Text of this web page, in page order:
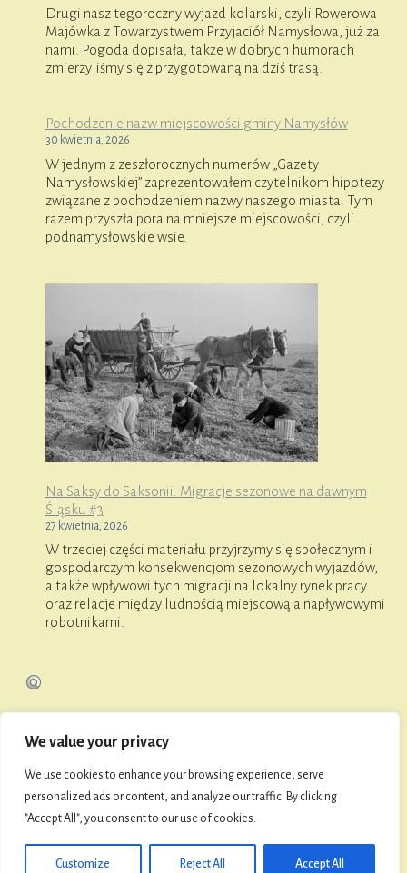
We value your privacy
We use cookies to enhance your browsing experience, serve
personalized ads or content, and analyze our traffic. By clicking
"Accept All", you consent to our use of cookies.
Customize Reject All Accept All
Drugi nasz tegoroczny wyjazd kolarski, czyli Rowerowa
Majówka z Towarzystwem Przyjaciół Namysłowa, już za
nami. Pogoda dopisała, także w dobrych humorach
zmierzyliśmy się z przygotowaną na dziś trasą.
Pochodzenie nazw miejscowości gminy Namysłów
30 kwietnia, 2026
W jednym z zeszłorocznych numerów „Gazety
Namysłowskiej” zaprezentowałem czytelnikom hipotezy
związane z pochodzeniem nazwy naszego miasta. Tym
razem przyszła pora na mniejsze miejscowości, czyli
podnamysłowskie wsie.
Na Saksy do Saksonii. Migracje sezonowe na dawnym
Śląsku #3
27 kwietnia, 2026
W trzeciej części materiału przyjrzymy się społecznym i
gospodarczym konsekwencjom sezonowych wyjazdów,
a także wpływowi tych migracji na lokalny rynek pracy
oraz relacje między ludnością miejscową a napływowymi
robotnikami.
O FaniMani
Namysłowskiej